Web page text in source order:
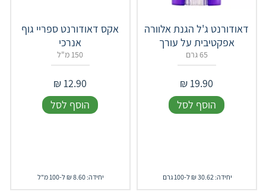
דאודורנט ג'ל הגנת אלוורה
אפקטיבית על עורך
65 גרם
19.90
₪
הוסף לסל
יחידה: 30.62 ₪ ל-100 גרם
אקס דאודורנט ספריי גוף
אנרכי
150 מ"ל
12.90
₪
הוסף לסל
יחידה: 8.60 ₪ ל-100 מ"ל